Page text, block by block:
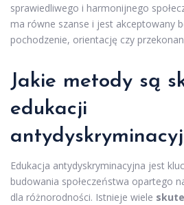
sprawiedliwego i harmonijnego
ma równe szanse i jest akceptowany
pochodzenie, orientację czy
Jakie metody są
edukacji
Edukacja antydyskryminacyjna jest
budowania społeczeństwa opartego
dla różnorodności. Istnieje wiele